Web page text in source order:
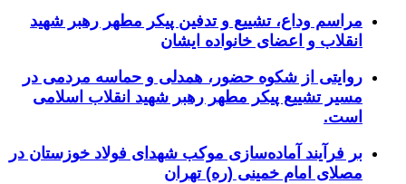
مراسم وداع، تشییع و تدفین پیکر مطهر رهبر شهید
انقلاب و اعضای خانواده ایشان
روایتی از شکوه حضور، همدلی و حماسه مردمی در
مسیر تشییع پیکر مطهر رهبر شهید انقلاب اسلامی
است.
بر فرآیند آماده‌سازی موکب شهدای فولاد خوزستان در
مصلای امام خمینی (ره) تهران